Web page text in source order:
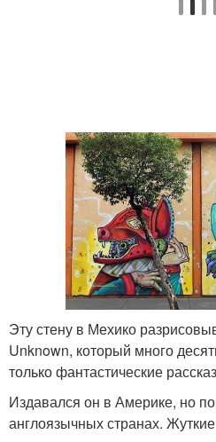
Эту стену в Мехико
Unknown, который много
только фантастические
Издавался он в Америке, но
англоязычных странах.